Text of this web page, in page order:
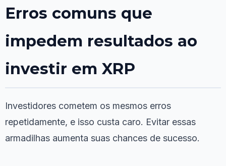
Erros comuns que
impedem resultados ao
investir em XRP
Investidores cometem os mesmos erros
repetidamente, e isso custa caro. Evitar essas
armadilhas aumenta suas chances de sucesso.